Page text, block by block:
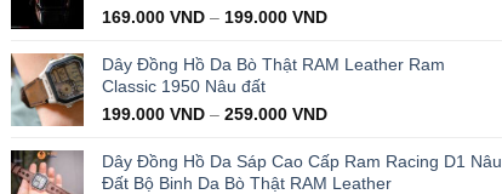
169.000 VND – 199.000 VND
Dây Đồng Hồ Da Bò Thật RAM Leather Ram
Classic 1950 Nâu đất
199.000 VND – 259.000 VND
Dây Đồng Hồ Da Sáp Cao Cấp Ram Racing D1 Nâu
Đất Bộ Binh Da Bò Thật RAM Leather